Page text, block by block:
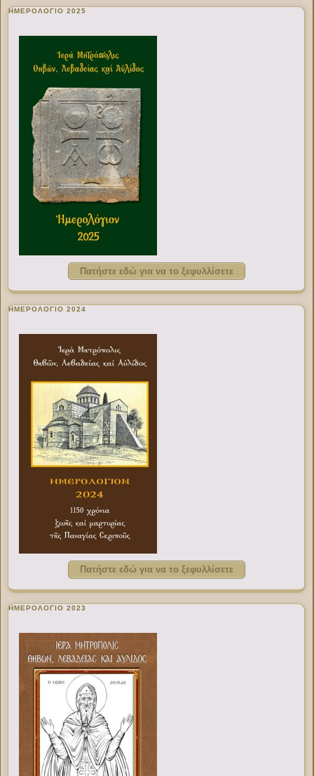
ΗΜΕΡΟΛΟΓΙΟ 2025
Πατήστε εδώ για να το ξεφυλλίσετε
ΗΜΕΡΟΛΟΓΙΟ 2024
Πατήστε εδώ για να το ξεφυλλίσετε
ΗΜΕΡΟΛΟΓΙΟ 2023